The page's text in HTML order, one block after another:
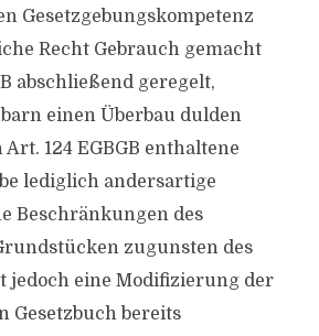
Gesetzgebungskompetenz
Recht Gebrauch gemacht
abschließend geregelt,
einen Überbau dulden
124 EGBGB enthaltene
lediglich andersartige
Beschränkungen des
zugunsten des
jedoch eine Modifizierung der
Gesetzbuch bereits